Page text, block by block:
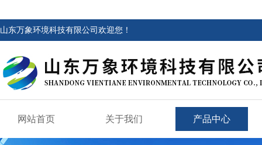
山东万象环境科技有限公司欢迎您！
网站首页 关于我们 产品中心